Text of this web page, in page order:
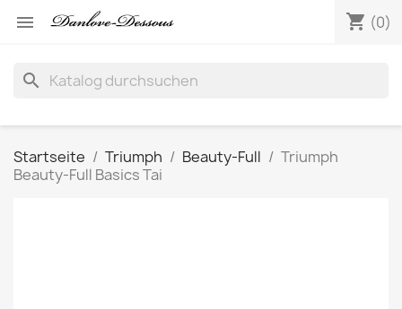
 shopping_cart (0)
search
Startseite Triumph Beauty-Full
Triumph
Beauty-Full Basics Tai